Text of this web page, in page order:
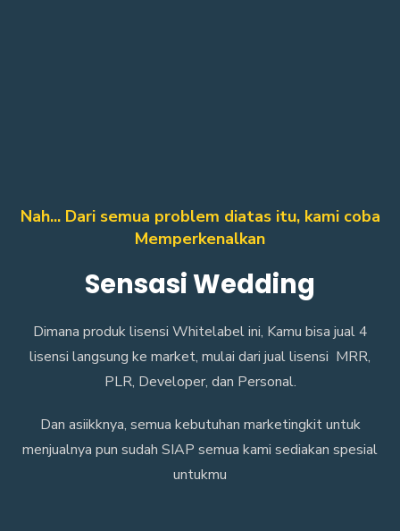
Nah... Dari semua problem diatas itu, kami coba
Memperkenalkan
Sensasi Wedding
Dimana produk lisensi Whitelabel ini, Kamu bisa jual 4
lisensi langsung ke market, mulai dari jual lisensi MRR,
PLR, Developer, dan Personal.
Dan asiikknya, semua kebutuhan marketingkit untuk
menjualnya pun sudah SIAP semua kami sediakan spesial
untukmu